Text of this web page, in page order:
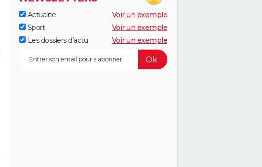
Actualité
Voir un exemple
Sport
Voir un exemple
Les dossiers d'actu
Voir un exemple